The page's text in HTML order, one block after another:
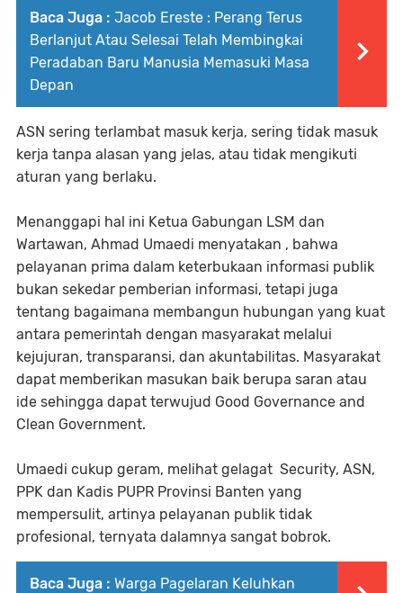
Baca Juga : Jacob Ereste : Perang Terus
Berlanjut Atau Selesai Telah Membingkai
Peradaban Baru Manusia Memasuki Masa
Depan
ASN sering terlambat masuk kerja, sering tidak masuk
kerja tanpa alasan yang jelas, atau tidak mengikuti
aturan yang berlaku.
Menanggapi hal ini Ketua Gabungan LSM dan
Wartawan, Ahmad Umaedi menyatakan , bahwa
pelayanan prima dalam keterbukaan informasi publik
bukan sekedar pemberian informasi, tetapi juga
tentang bagaimana membangun hubungan yang kuat
antara pemerintah dengan masyarakat melalui
kejujuran, transparansi, dan akuntabilitas. Masyarakat
dapat memberikan masukan baik berupa saran atau
ide sehingga dapat terwujud Good Governance and
Clean Government.
Umaedi cukup geram, melihat gelagat Security, ASN,
PPK dan Kadis PUPR Provinsi Banten yang
mempersulit, artinya pelayanan publik tidak
profesional, ternyata dalamnya sangat bobrok.
Baca Juga : Warga Pagelaran Keluhkan